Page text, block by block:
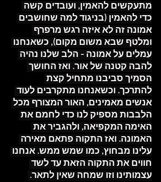
מתעקשים להאמין, ועובדים קשה
כדי להאמין (בניגוד למה שחושבים
אמונה זה לא איזה רגש מרפרף
ומלטף שבא משום מקום), כשאנחנו
עמלים על אמונה - הלב שלנו נהיה
להבה קטנה של אור. ואז החושך
הסמיך סביבנו מתחיל קצת
להתרכך. וכשאנחנו מתקרבים לעוד
אנשים מאמינים, האור המצורף מכל
הלבבות מספיק לנו כדי לחמם את
האימה המקפיאה, ולהגביר את
האמונה. ואז התקוה פתאם מאירה
עלינו מבחוץ, כמו שמש ממש. אנחנו
חווים את התקוה הזאת עד לשד
עצמותינו וזו שמחה שאין לתאר.